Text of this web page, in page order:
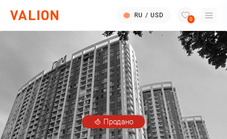
RU / USD
0
Продано